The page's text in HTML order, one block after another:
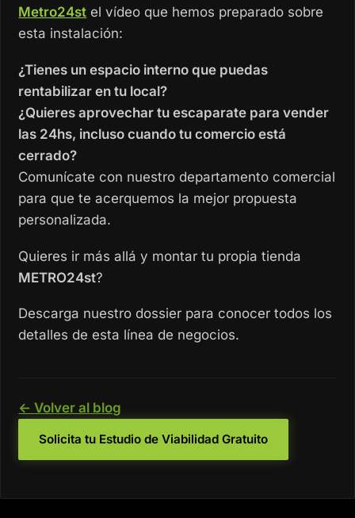
Metro24st el vídeo que hemos preparado sobre
esta instalación:
¿Tienes un espacio interno que puedas
rentabilizar en tu local?
¿Quieres aprovechar tu escaparate para vender
las 24hs, incluso cuando tu comercio está
cerrado?
Comunícate con nuestro departamento comercial
para que te acerquemos la mejor propuesta
personalizada.
Quieres ir más allá y montar tu propia tienda
METRO24st?
Descarga nuestro dossier para conocer todos los
detalles de esta línea de negocios.
← Volver al blog
Solicita tu Estudio de Viabilidad Gratuito